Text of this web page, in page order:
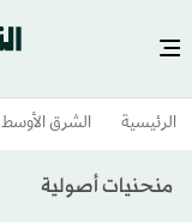
الرئيسية الشرق الأوسط​
منحنيات أصولية